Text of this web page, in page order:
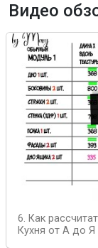
Видео
6. Как
Кухня от А до Я